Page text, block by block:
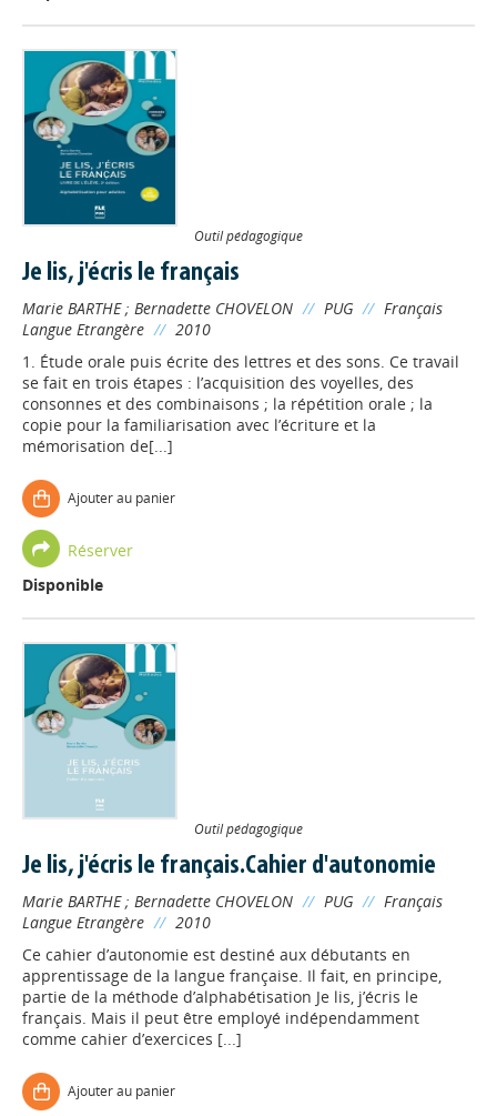
Outil pédagogique
Je lis, j'écris le français
Marie BARTHE; Bernadette CHOVELON // PUG // Français
Langue Etrangère // 2010
1. Étude orale puis écrite des lettres et des sons. Ce travail
se fait en trois étapes : l’acquisition des voyelles, des
consonnes et des combinaisons ; la répétition orale ; la
copie pour la familiarisation avec l’écriture et la
mémorisation de[...]
Ajouter au panier
Réserver
Disponible
Outil pédagogique
Je lis, j'écris le français.Cahier d'autonomie
Marie BARTHE; Bernadette CHOVELON // PUG // Français
Langue Etrangère // 2010
Ce cahier d’autonomie est destiné aux débutants en
apprentissage de la langue française. Il fait, en principe,
partie de la méthode d’alphabétisation Je lis, j’écris le
français. Mais il peut être employé indépendamment
comme cahier d’exercices [...]
Ajouter au panier